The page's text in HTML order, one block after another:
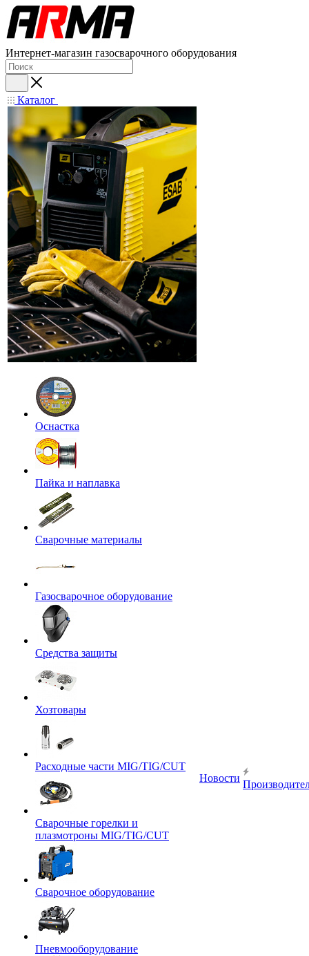
Интернет-магазин газосварочного оборудования
Каталог
Оснастка
Пайка и наплавка
Сварочные материалы
Газосварочное оборудование
Средства защиты
Хозтовары
Расходные части MIG/TIG/CUT
Сварочные горелки и
плазмотроны MIG/TIG/CUT
Сварочное оборудование
Пневмооборудование
Новости